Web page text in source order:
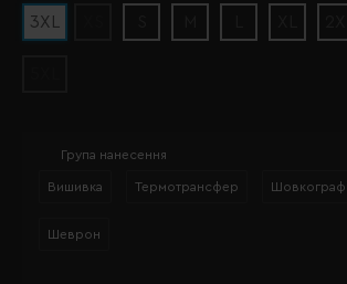
3XL
Група нанесення
Вишивка Термотрансфер
Шеврон